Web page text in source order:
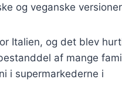
og veganske
Italien, og det blev
af mange
i supermarkederne i